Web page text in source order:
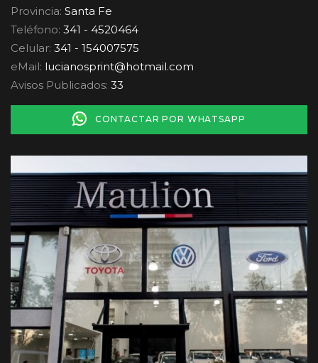
Provincia: Santa Fe
Teléfono: 341 - 4520464
Celular: 341 - 154007575
eMail: lucianosprint@hotmail.com
Avisos Publicados: 33
CONTACTAR POR WHATSAPP